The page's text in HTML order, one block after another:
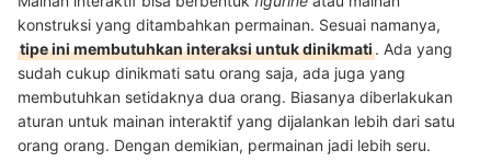
konstruksi yang ditambahkan permainan. Sesuai namanya,
tipe ini membutuhkan interaksi untuk dinikmati. Ada yang
sudah cukup dinikmati satu orang saja, ada juga yang
membutuhkan setidaknya dua orang. Biasanya diberlakukan
aturan untuk mainan interaktif yang dijalankan lebih dari satu
orang orang. Dengan demikian, permainan jadi lebih seru.